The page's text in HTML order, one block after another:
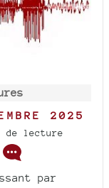
2025
de lecture
par